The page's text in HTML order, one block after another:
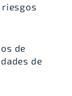
de
de